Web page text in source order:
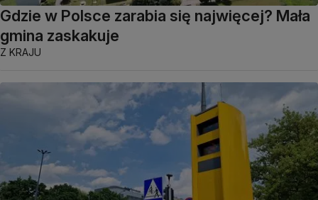
Gdzie w Polsce zarabia się najwięcej? Mała
gmina zaskakuje
Z KRAJU